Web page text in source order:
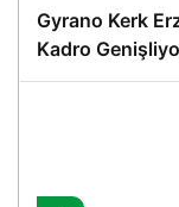
Gyrano Kerk
Kadro